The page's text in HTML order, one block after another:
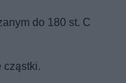
do 180 st. C
cząstki.